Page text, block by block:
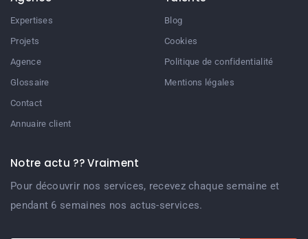
Expertises
Projets
Agence
Glossaire
Contact
Annuaire client
Blog
Cookies
Politique de confidentialité
Mentions légales
Notre actu ?? Vraiment
Pour découvrir nos services, recevez chaque semaine et
pendant 6 semaines nos actus-services.